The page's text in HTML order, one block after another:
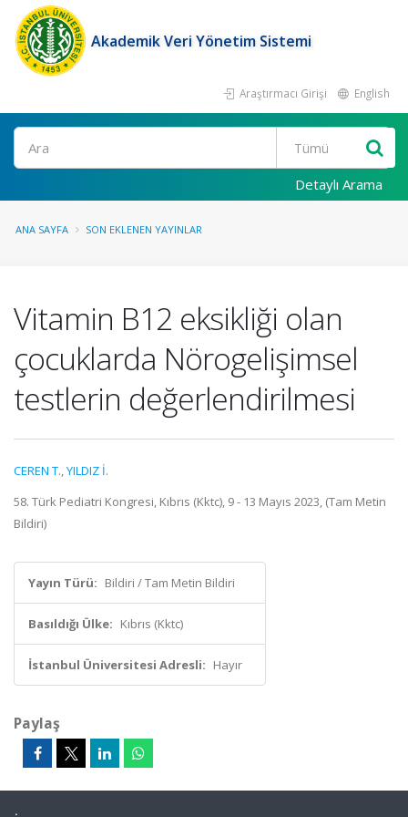
Akademik Veri Yönetim Sistemi
Araştırmacı Girişi English
Ara
Detaylı Arama
ANA SAYFA SON EKLENEN YAYINLAR
Vitamin B12 eksikliği olan
çocuklarda Nörogelişimsel
testlerin değerlendirilmesi
CEREN T.,YILDIZ İ.
58. Türk Pediatri Kongresi, Kıbrıs (Kktc), 9 - 13 Mayıs 2023, (Tam Metin
Bildiri)
Yayın Türü: Bildiri / Tam Metin Bildiri
Basıldığı Ülke: Kıbrıs (Kktc)
İstanbul Üniversitesi Adresli: Hayır
Paylaş